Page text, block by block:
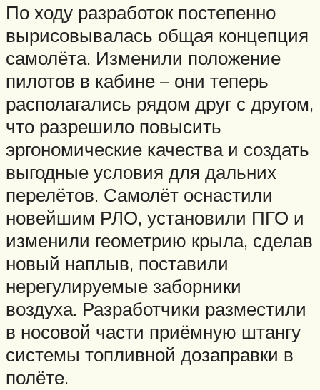
По ходу разработок постепенно
вырисовывалась общая концепция
самолёта. Изменили положение
пилотов в кабине – они теперь
располагались рядом друг с другом,
что разрешило повысить
эргономические качества и создать
выгодные условия для дальних
перелётов. Самолёт оснастили
новейшим РЛО, установили ПГО и
изменили геометрию крыла, сделав
новый наплыв, поставили
нерегулируемые заборники
воздуха. Разработчики разместили
в носовой части приёмную штангу
системы топливной дозаправки в
полёте.